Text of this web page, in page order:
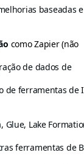
baseadas
como Zapier (não
de dados de
de ferramentas de
Glue, Lake
ferramentas de